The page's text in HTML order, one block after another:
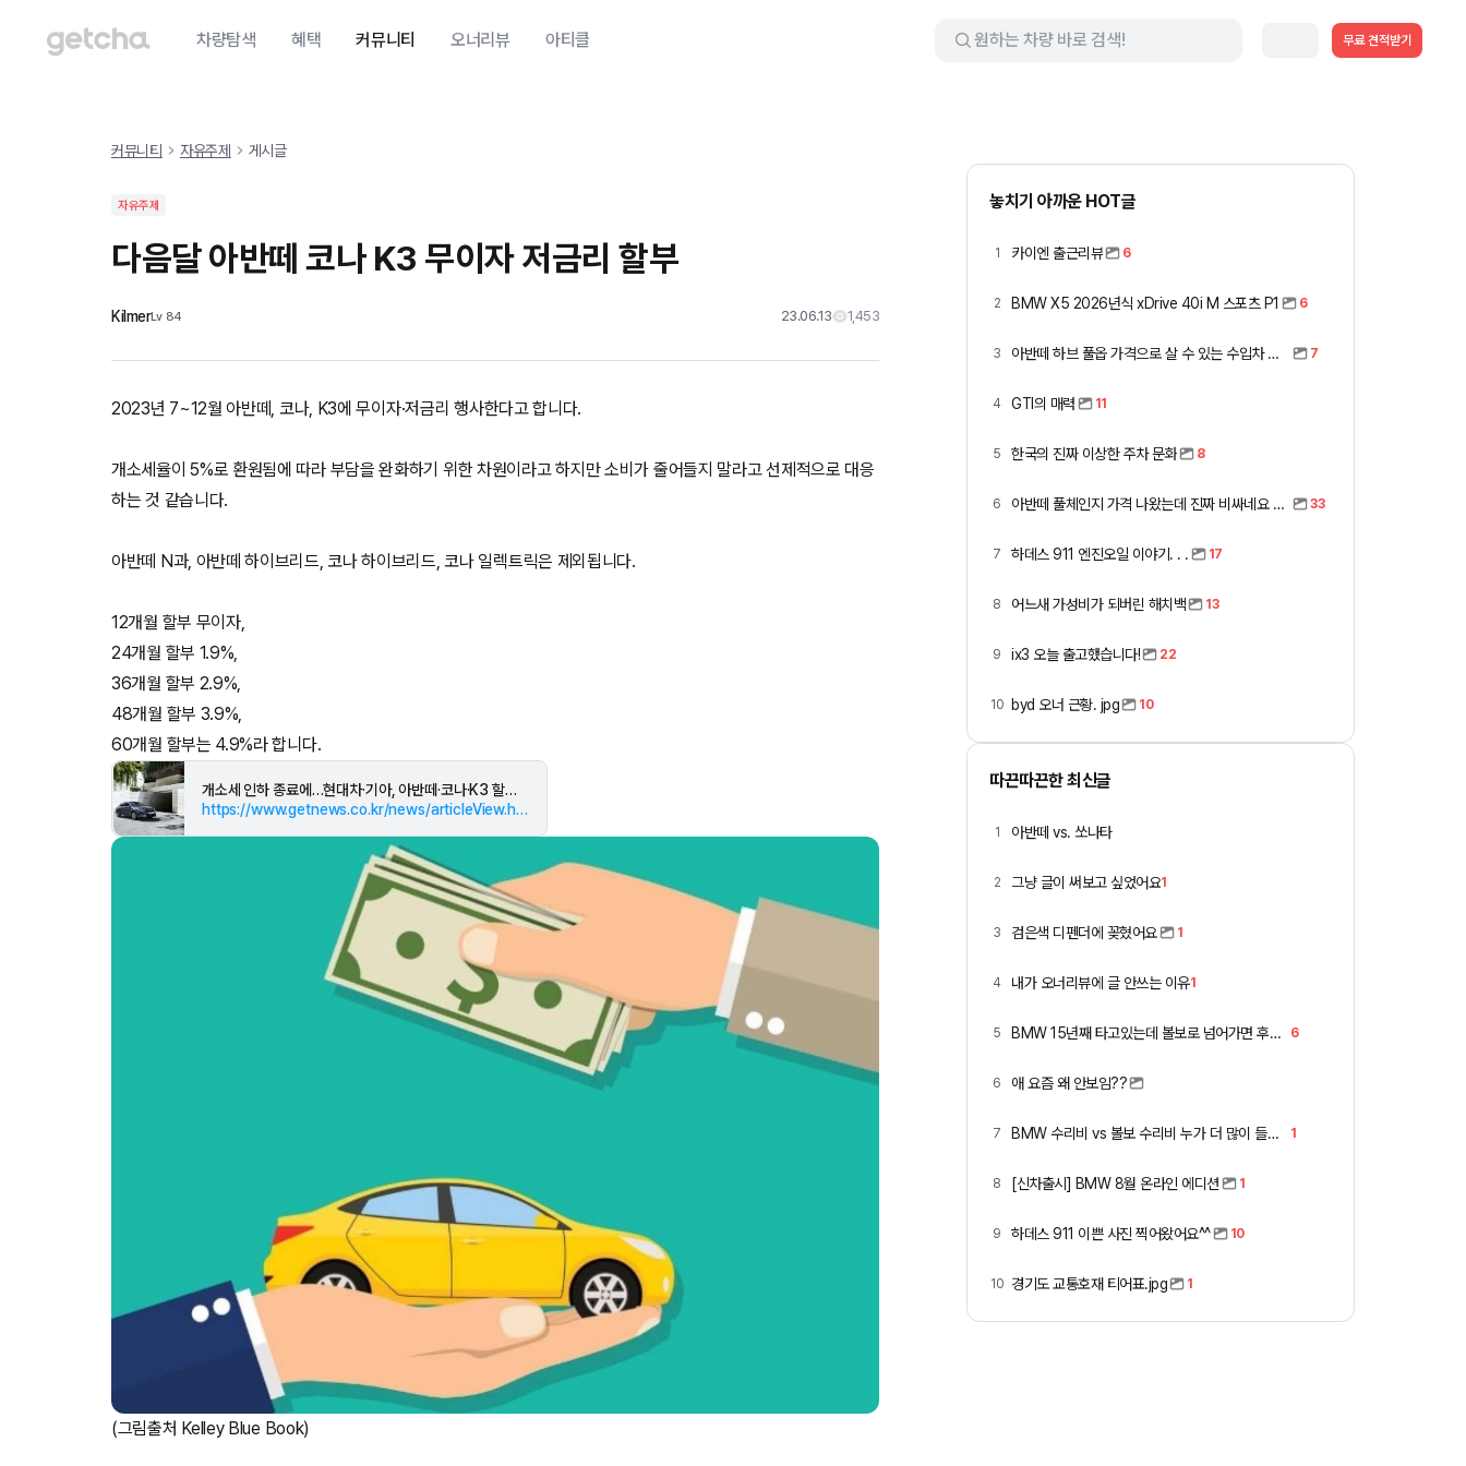
차량탐색 혜택 커뮤니티 오너리뷰 아티클 무료 견적받기
커뮤니티 자유주제 게시글
자유주제
다음달 아반떼 코나 K3 무이자 저금리 할부
KilmerLv 84 23.06.13 1,453
2023년 7~12월 아반떼, 코나, K3에 무이자·저금리 행사한다고 합니다.
개소세율이 5%로 환원됨에 따라 부담을 완화하기 위한 차원이라고 하지만 소비가 줄어들지 말라고 선제적으로 대응
하는 것 같습니다.
아반떼 N과, 아반떼 하이브리드, 코나 하이브리드, 코나 일렉트릭은 제외됩니다.
12개월 할부 무이자,
24개월 할부 1.9%,
36개월 할부 2.9%,
48개월 할부 3.9%,
60개월 할부는 4.9%라 합니다.
개소세 인하 종료에…현대차·기아, 아반떼·코나·K3 할부금리↓
https://www.getnews.co.kr/news/articleView.html?idxno=629599
(그림출처 Kelley Blue Book)
놓치기 아까운 HOT글
1 카이엔 출근리뷰 6
2 BMW X5 2026년식 xDrive 40i M 스포츠 P1 6
3 아반떼 하브 풀옵 가격으로 살 수 있는 수입차 모아봤습니다 (중고 포함) 7
4 GTI의 매력 11
5 한국의 진짜 이상한 주차 문화 8
6 아반떼 풀체인지 가격 나왔는데 진짜 비싸네요 ㅎㅎ 33
7 하데스 911 엔진오일 이야기. . . 17
8 어느새 가성비가 되버린 해치백 13
9 ix3 오늘 출고했습니다! 22
10 byd 오너 근황. jpg 10
따끈따끈한 최신글
1 아반떼 vs. 쏘나타
2 그냥 글이 써보고 싶었어요1
3 검은색 디펜더에 꽂혔어요 1
4 내가 오너리뷰에 글 안쓰는 이유1
5 BMW 15년째 타고있는데 볼보로 넘어가면 후회할까요 ? 6
6 애 요즘 왜 안보임??
7 BMW 수리비 vs 볼보 수리비 누가 더 많이 들까요 ㅎ 1
8 [신차출시] BMW 8월 온라인 에디션 1
9 하데스 911 이쁜 사진 찍어왔어요^^ 10
10 경기도 교통호재 티어표.jpg 1